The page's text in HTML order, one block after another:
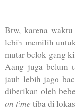
Btw, karena waktu
lebih memilih
mutar belok gang
Aang juga belum
jauh lebih jago
diberikan oleh
on time tiba di